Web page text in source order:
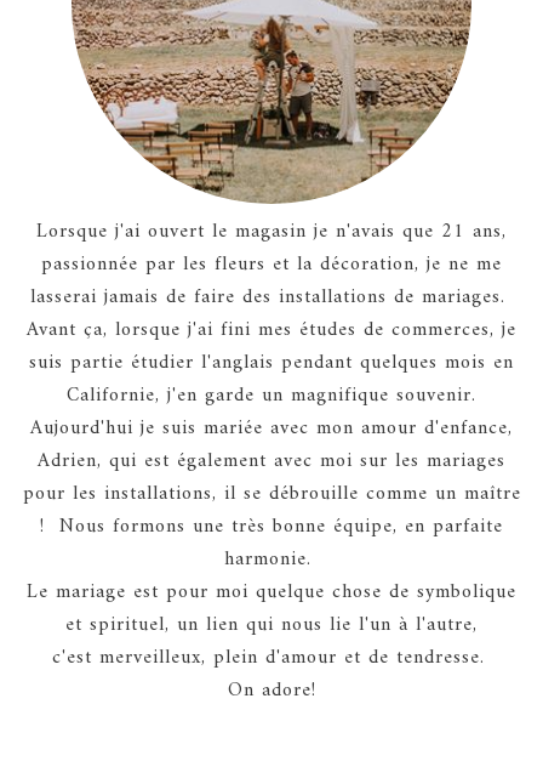
Lorsque j'ai ouvert le magasin je n'avais que 21 ans,
passionnée par les fleurs et la décoration, je ne me
lasserai jamais de faire des installations de mariages.
Avant ça, lorsque j'ai fini mes études de commerces, je
suis partie étudier l'anglais pendant quelques mois en
Californie, j'en garde un magnifique souvenir.
Aujourd'hui je suis mariée avec mon amour d'enfance,
Adrien, qui est également avec moi sur les mariages
pour les installations, il se débrouille comme un maître
! Nous formons une très bonne équipe, en parfaite
harmonie.
Le mariage est pour moi quelque chose de symbolique
et spirituel, un lien qui nous lie l'un à l'autre,
c'est merveilleux, plein d'amour et de tendresse.
On adore!